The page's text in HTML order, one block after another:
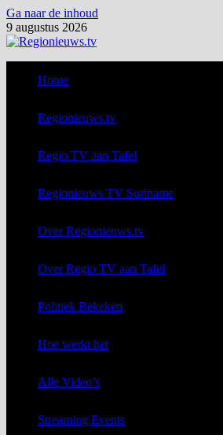
Ga naar de inhoud
9 augustus 2026
Home
Regionieuws.tv
Regio TV aan Tafel
Regionieuws TV Suriname
Over Regionieuws.tv
Over Regio TV aan Tafel
Politiek Bekeken
Hoe werkt het
Alle Video’s
Streaming Events